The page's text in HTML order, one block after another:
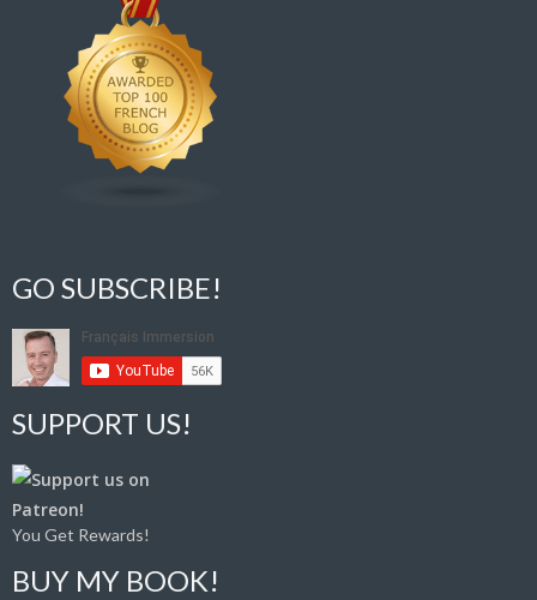
GO SUBSCRIBE!
SUPPORT US!
You Get Rewards!
BUY MY BOOK!